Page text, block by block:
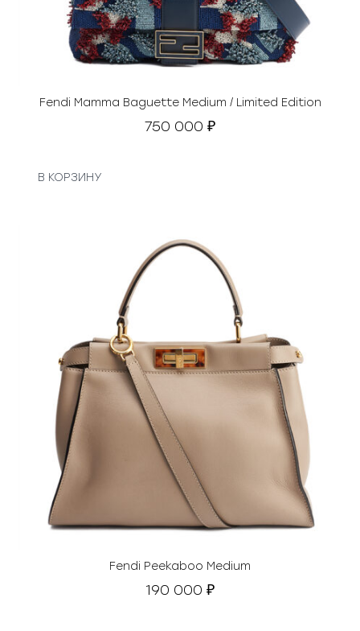
Fendi Mamma Baguette Medium / Limited Edition
750 000 ₽
В КОРЗИНУ
Fendi Peekaboo Medium
190 000 ₽